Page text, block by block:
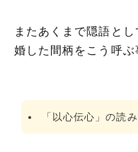
またあくまで隠語と
婚した間柄をこう呼ぶ
「以心伝心」の読